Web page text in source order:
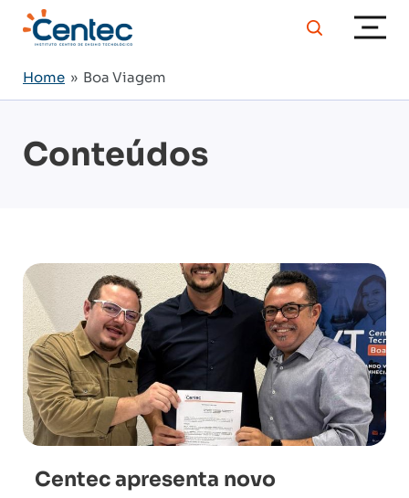
Home » Boa Viagem
Conteúdos
Centec apresenta novo